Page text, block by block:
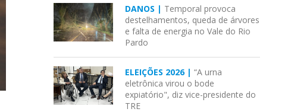
DANOS | Temporal provoca
destelhamentos, queda de árvores
e falta de energia no Vale do Rio
Pardo
ELEIÇÕES 2026 |“A urna
eletrônica virou o bode
expiatório", diz vice-presidente do
TRE